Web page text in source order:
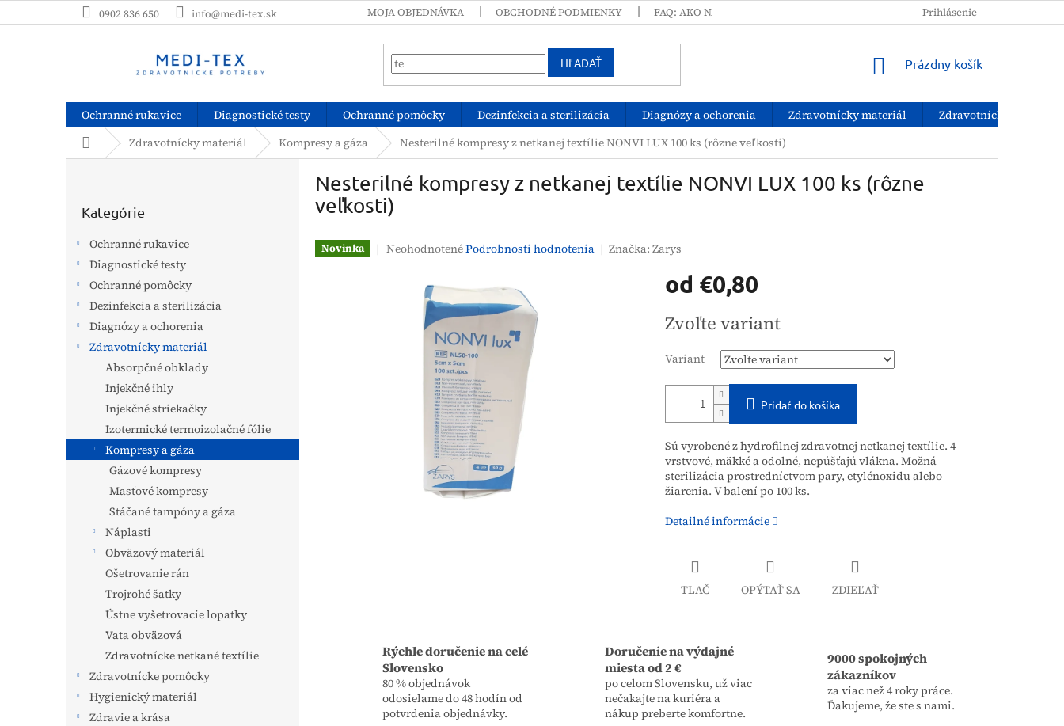
na
0902 836 650 info@medi-tex.sk MOJA OBJEDNÁVKA OBCHODNÉ PODMIENKY FAQ: AKO NAKUPOVAŤ? PODMIENKY OCHRANY OSOBNÝCH ÚDAJOV
Prihlásenie
HĽADAŤ
NÁKUPNÝ
Prázdny košík
Ochranné rukavice Diagnostické testy Ochranné pomôcky Dezinfekcia a sterilizácia Diagnózy a ochorenia Zdravotnícky materiál
Zdravotnícke pomôcky
DomovZdravotnícky materiál Kompresy a gáza Nesterilné kompresy z netkanej textílie NONVI LUX 100 ks (rôzne veľkosti)
kategórie
Kategórie
Ochranné rukavice
Diagnostické testy
Ochranné pomôcky
Dezinfekcia a sterilizácia
Diagnózy a ochorenia
Zdravotnícky materiál
Absorpčné obklady
Injekčné ihly
Injekčné striekačky
Izotermické termoizolačné fólie
Kompresy a gáza
Gázové kompresy
Masťové kompresy
Stáčané tampóny a gáza
Náplasti
Obväzový materiál
Ošetrovanie rán
Trojrohé šatky
Ústne vyšetrovacie lopatky
Vata obväzová
Zdravotnícke netkané textílie
Zdravotnícke pomôcky
Hygienický materiál
Zdravie a krása
Nesterilné kompresy z netkanej textílie NONVI LUX 100 ks (rôzne
veľkosti)
Novinka
Priemerné
hviezdičiek.
NeohodnotenéPodrobnosti hodnotenia Značka: Zarys
od €0,80
cena:
Zvoľte variant
Variant
Pridať do košíka
Sú vyrobené z hydrofilnej zdravotnej netkanej textílie. 4
vrstvové, mäkké a odolné, nepúšťajú vlákna. Možná
sterilizácia prostredníctvompary, etylénoxidu alebo
žiarenia. V balení po 100 ks.
Detailné informácie
TLAČ OPÝTAŤ SA ZDIEĽAŤ
Rýchle doručenie na celé
Slovensko
80 % objednávok
odosielame do 48 hodín od
potvrdenia objednávky.
Doručenie na výdajné
miesta od 2 €
po celom Slovensku, už viac
nečakajte na kuriéra a
nákup preberte komfortne.
9000 spokojných
zákazníkov
za viac než 4 roky práce.
Ďakujeme, že ste s nami.